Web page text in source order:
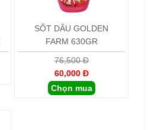
SỐT DÂU GOLDEN
FARM 630GR
76,500 Đ
60,000 Đ
Chọn mua